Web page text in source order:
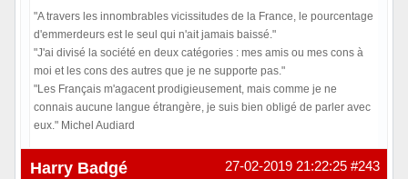
"A travers les innombrables vicissitudes de la France, le pourcentage
d'emmerdeurs est le seul qui n'ait jamais baissé."
"J'ai divisé la société en deux catégories : mes amis ou mes cons à
moi et les cons des autres que je ne supporte pas."
"Les Français m'agacent prodigieusement, mais comme je ne
connais aucune langue étrangère, je suis bien obligé de parler avec
eux." Michel Audiard
Hors ligne #243
27-02-2019 21:22:25
Harry Badgé